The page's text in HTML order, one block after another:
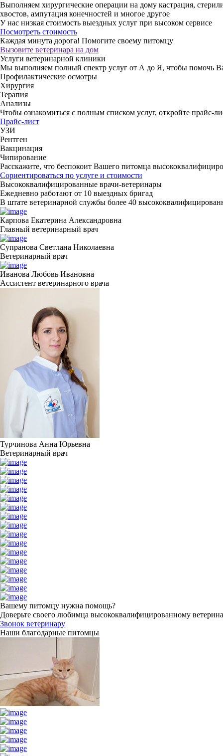
Выполняем хирургические операции на дому кастрация,
хвостов, ампутация конечностей и многое другое
У нас низкая стоимость выездных услуг при высоком сервисе
Посмотреть стоимость
Каждая минута дорога! Помогите своему питомцу
Вызовите ветеринара на дом
Услуги ветеринарной клиники
Мы выполняем полный спектр услуг от А до Я, чтобы помочь
Профилактические осмотры
Хирургия
Терапия
Анализы
Чтобы ознакомиться с полным списком услуг, откройте прайс-
Прайс-лист
УЗИ
Рентген
Вакцинация
Чипирование
Расскажите, что беспокоит Вашего питомца
Сориентироваться по услуге и стоимости
Высококвалифицированные врачи-ветеринары
Ежедневно работают от 10 выездных бригад
В штате ветеринарной службы более 40
Карпова Екатерина Александровна
Главный ветеринарный врач
Супранова Светлана Николаевна
Ветеринарный врач
Иванова Любовь Ивановна
Ассистент ветеринарного врача
Турчинова Анна Юрьевна
Ветеринарный врач
Вашему питомцу нужна помощь?
Доверьте своего любимца высококвалифицированному
Звонок ветеринару
Наши благодарные питомцы